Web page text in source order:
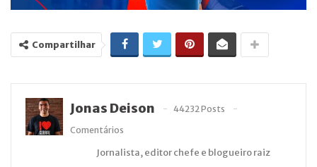
Compartilhar
Jonas Deison
44232 Posts
Comentários
Jornalista, editor chefe e blogueiro raiz